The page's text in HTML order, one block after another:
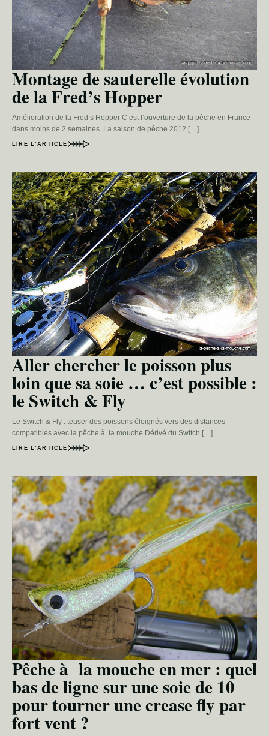
Montage de sauterelle évolution
de la Fred’s Hopper
Amélioration de la Fred’s Hopper C’est l’ouverture de la pêche en France
dans moins de 2 semaines. La saison de pêche 2012 […]
LIRE L’ARTICLE
Aller chercher le poisson plus
loin que sa soie … c’est possible :
le Switch & Fly
Le Switch & Fly : teaser des poissons éloignés vers des distances
compatibles avec la pêche à la mouche Dérivé du Switch […]
LIRE L’ARTICLE
Pêche à la mouche en mer : quel
bas de ligne sur une soie de 10
pour tourner une crease fly par
fort vent ?